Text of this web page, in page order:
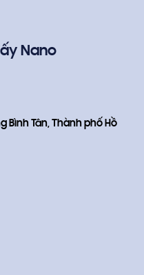
Nano
Bình Tân, Thành phố Hồ